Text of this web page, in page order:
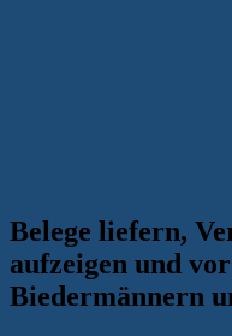
Belege liefern,
aufzeigen und
Biedermännern